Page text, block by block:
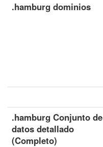
.hamburg dominios
.hamburg Conjunto de
datos detallado
(Completo)